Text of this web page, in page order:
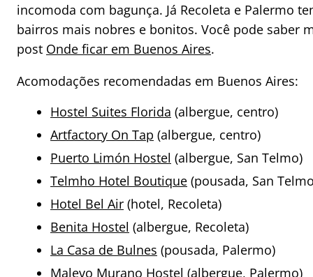
incomoda com bagunça. Já Recoleta e Palermo
bairros mais nobres e bonitos. Você pode saber
post Onde ficar em Buenos Aires.
Acomodações recomendadas em Buenos Aires:
Hostel Suites Florida (albergue, centro)
Artfactory On Tap (albergue, centro)
Puerto Limón Hostel (albergue, San Telmo)
Telmho Hotel Boutique (pousada, San
Hotel Bel Air (hotel, Recoleta)
Benita Hostel (albergue, Recoleta)
La Casa de Bulnes (pousada, Palermo)
Malevo Murano Hostel (albergue, Palermo)